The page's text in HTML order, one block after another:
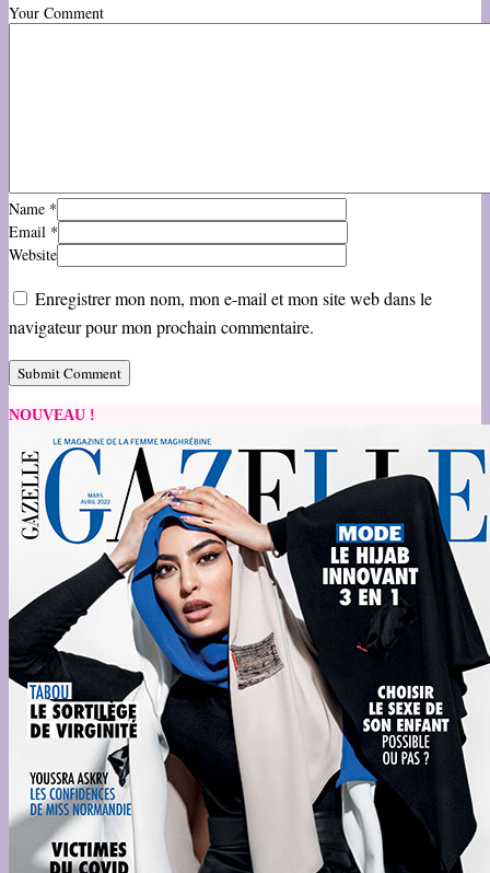
Your Comment
Name *
Email *
Website
Enregistrer mon nom, mon e-mail et mon site web dans le
navigateur pour mon prochain commentaire.
NOUVEAU !